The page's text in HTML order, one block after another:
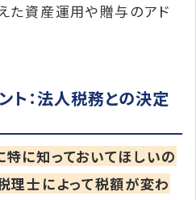
た資産運用や贈与のアド
ト：法人税務との決定
に知っておいてほしいの
理士によって税額が変わ